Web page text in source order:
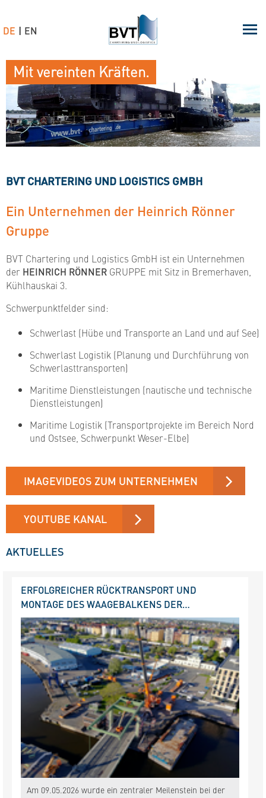
BVT CHARTERING UND LOGISTICS GMBH
Ein Unternehmen der Heinrich Rönner
Gruppe
BVT Chartering und Logistics GmbH ist ein Unternehmen
der HEINRICH RÖNNER GRUPPE mit Sitz in Bremerhaven,
Kühlhauskai 3.
Schwerpunktfelder sind:
Schwerlast (Hübe und Transporte an Land und auf See)
Schwerlast Logistik (Planung und Durchführung von
Schwerlasttransporten)
Maritime Dienstleistungen (nautische und technische
Dienstleistungen)
Maritime Logistik (Transportprojekte im Bereich Nord
und Ostsee, Schwerpunkt Weser-Elbe)
IMAGEVIDEOS ZUM UNTERNEHMEN
YOUTUBE KANAL
AKTUELLES
ERFOLGREICHER RÜCKTRANSPORT UND
MONTAGE DES WAAGEBALKENS DER
KLAPPBRÜCKE SCHLEUSENSTRASSE DURCH TSU U
ND SCHWESTERFIRMEN
Am 09.05.2026 wurde ein zentraler Meilenstein bei der
Mit vereinten Kräften.
DE EN